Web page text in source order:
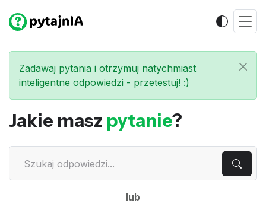
Zadawaj pytania i otrzymuj natychmiast
inteligentne odpowiedzi - przetestuj! :)
Jakie masz pytanie?
lub